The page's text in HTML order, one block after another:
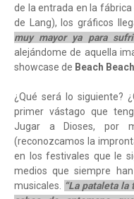
de la entrada en la fábrica
de Lang), los gráficos
muy mayor ya para
alejándome de aquella
showcase de Beach Beach
¿Qué será lo siguiente?
primer vástago que
Jugar a Dioses, por
(reconozcamos la
en los festivales que le
medios que siempre
musicales. “La pataleta